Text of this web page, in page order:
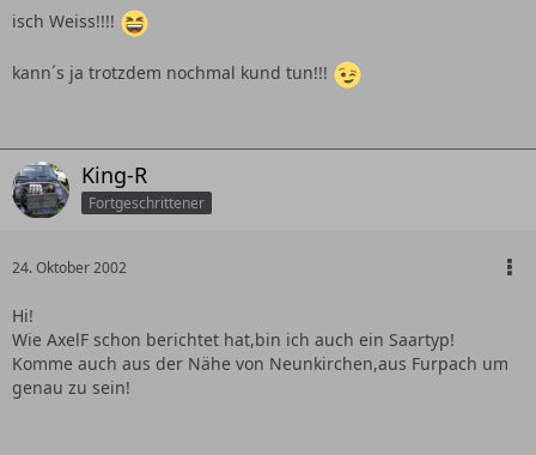
isch Weiss!!!!
kann´s ja trotzdem nochmal kund tun!!!
King-R
Fortgeschrittener
24. Oktober 2002
Hi!
Wie AxelF schon berichtet hat,bin ich auch ein Saartyp!
Komme auch aus der Nähe von Neunkirchen,aus Furpach um
genau zu sein!